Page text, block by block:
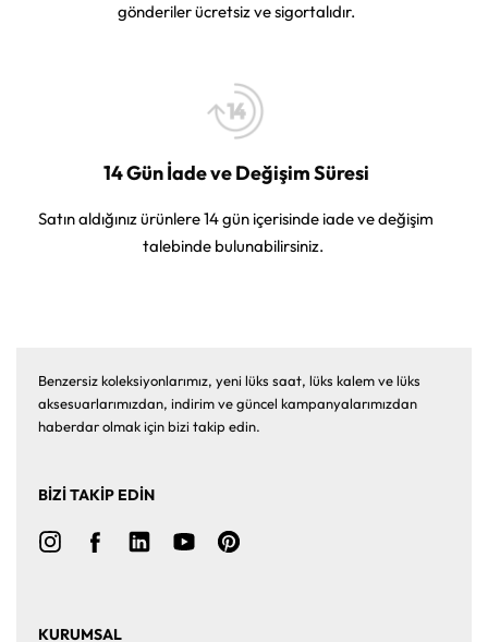
gönderiler ücretsiz ve sigortalıdır.
14 Gün İade ve Değişim Süresi
Satın aldığınız ürünlere 14 gün içerisinde iade ve değişim
talebinde bulunabilirsiniz.
Benzersiz koleksiyonlarımız, yeni lüks saat, lüks kalem ve lüks
aksesuarlarımızdan, indirim ve güncel kampanyalarımızdan
haberdar olmak için bizi takip edin.
BİZİ TAKİP EDİN
KURUMSAL